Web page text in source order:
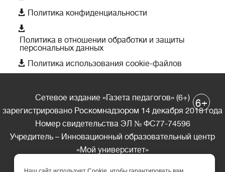
 Политика конфиденциальности

Политика в отношении обработки и защиты
персональных данных
 Политика использования cookie-файлов
Сетевое издание «Газета педагогов» (6+)
зарегистрировано Роскомнадзором 14 декабря 2018 года
Номер свидетельства ЭЛ № ФС77-74596
Учредитель – Инновационный образовательный центр
«Мой университет»
6+